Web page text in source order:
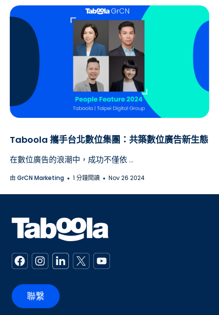
Taboola 攜手台北數位集團：共築數位廣告新生態
在數位廣告的浪潮中，成功不僅依 ...
由 GrCN Marketing 1 分鐘閱讀 Nov 26 2024
聯繫